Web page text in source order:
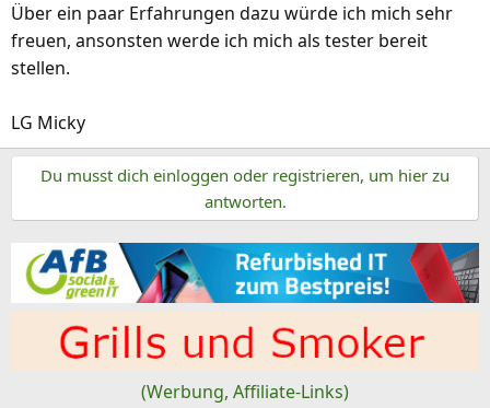
Über ein paar Erfahrungen dazu würde ich mich sehr
freuen, ansonsten werde ich mich als tester bereit
stellen.
LG Micky
Du musst dich einloggen oder registrieren, um hier zu
antworten.
(Werbung, Affiliate-Links)